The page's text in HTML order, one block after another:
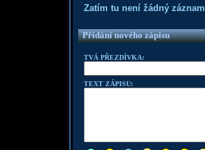
Zatím tu není žádný záznam
Přidání nového zápisu
TVÁ PŘEZDÍVKA:
TEXT ZÁPISU: